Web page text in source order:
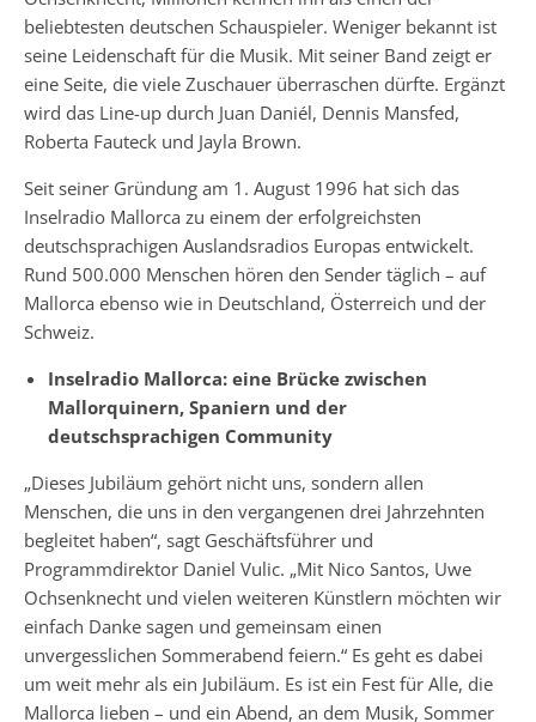
beliebtesten deutschen Schauspieler. Weniger bekannt ist
seine Leidenschaft für die Musik. Mit seiner Band zeigt er
eine Seite, die viele Zuschauer überraschen dürfte. Ergänzt
wird das Line-up durch Juan Daniél, Dennis Mansfed,
Roberta Fauteck und Jayla Brown.
Seit seiner Gründung am 1. August 1996 hat sich das
Inselradio Mallorca zu einem der erfolgreichsten
deutschsprachigen Auslandsradios Europas entwickelt.
Rund 500.000 Menschen hören den Sender täglich – auf
Mallorca ebenso wie in Deutschland, Österreich und der
Schweiz.
Inselradio Mallorca: eine Brücke zwischen
Mallorquinern, Spaniern und der
deutschsprachigen Community
„Dieses Jubiläum gehört nicht uns, sondern allen
Menschen, die uns in den vergangenen drei Jahrzehnten
begleitet haben“, sagt Geschäftsführer und
Programmdirektor Daniel Vulic. „Mit Nico Santos, Uwe
Ochsenknecht und vielen weiteren Künstlern möchten wir
einfach Danke sagen und gemeinsam einen
unvergesslichen Sommerabend feiern.“ Es geht es dabei
um weit mehr als ein Jubiläum. Es ist ein Fest für Alle, die
Mallorca lieben – und ein Abend, an dem Musik, Sommer